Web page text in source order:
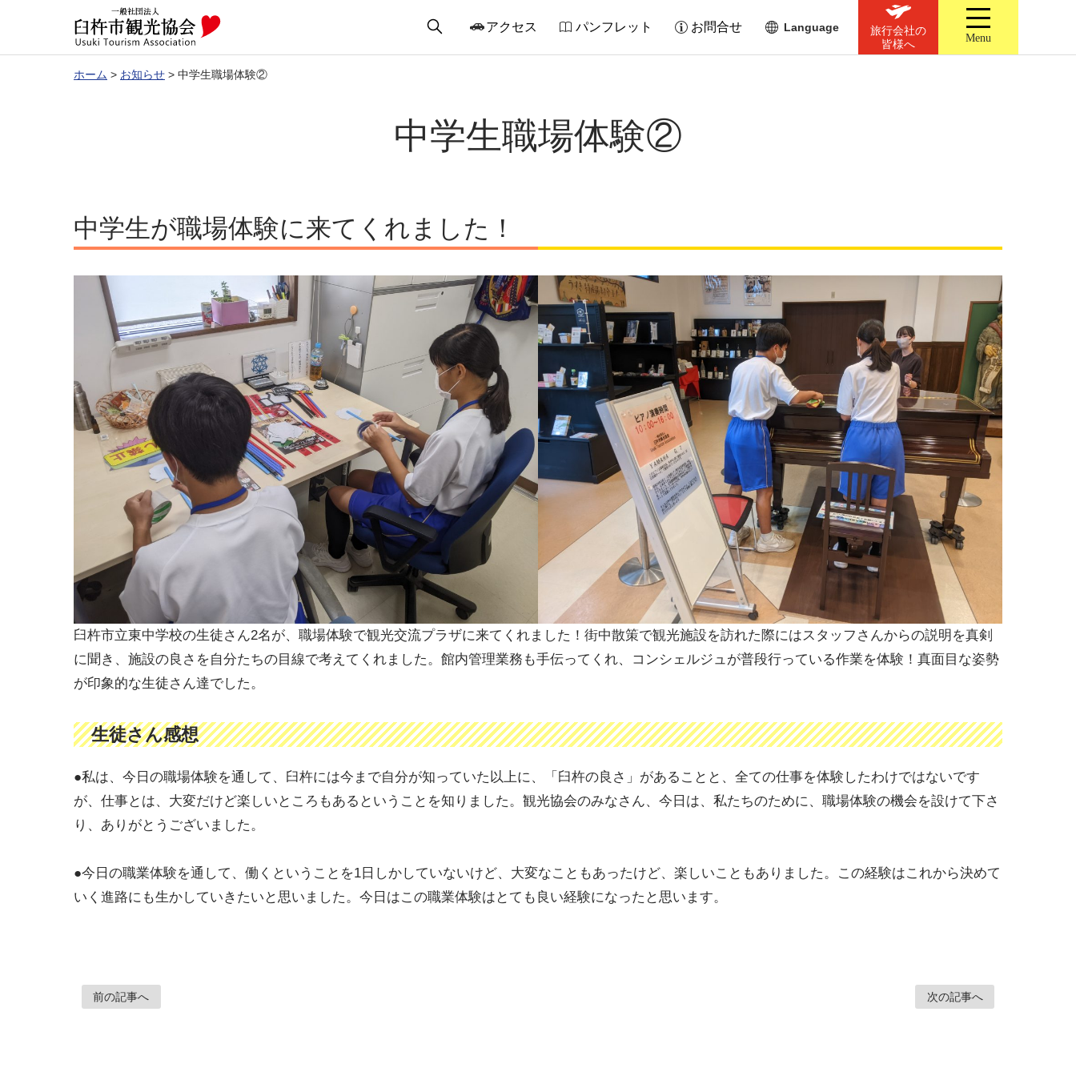
アクセス パンフレット お問合せ Language
旅行会社の
皆様へ
Menu
ホーム > お知らせ > 中学生職場体験②
中学生職場体験②
中学生が職場体験に来てくれました！
臼杵市立東中学校の生徒さん2名が、職場体験で観光交流プラザに来てくれました！街中散策で観光施設を訪れた際にはスタッフさんからの説明を真剣
に聞き、施設の良さを自分たちの目線で考えてくれました。館内管理業務も手伝ってくれ、コンシェルジュが普段行っている作業を体験！真面目な姿勢
が印象的な生徒さん達でした。
生徒さん感想
●私は、今日の職場体験を通して、臼杵には今まで自分が知っていた以上に、「臼杵の良さ」があることと、全ての仕事を体験したわけではないです
が、仕事とは、大変だけど楽しいところもあるということを知りました。観光協会のみなさん、今日は、私たちのために、職場体験の機会を設けて下さ
り、ありがとうございました。
●今日の職業体験を通して、働くということを1日しかしていないけど、大変なこともあったけど、楽しいこともありました。この経験はこれから決めて
いく進路にも生かしていきたいと思いました。今日はこの職業体験はとても良い経験になったと思います。
前の記事へ 次の記事へ